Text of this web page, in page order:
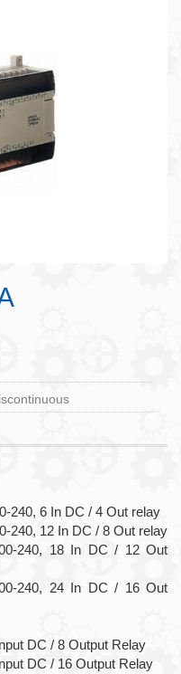
240, 6 In DC / 4 Out relay
240, 12 In DC / 8 Out relay
240, 18 In DC / 12 Out
240, 24 In DC / 16 Out
DC / 8 Output Relay
DC / 16 Output Relay